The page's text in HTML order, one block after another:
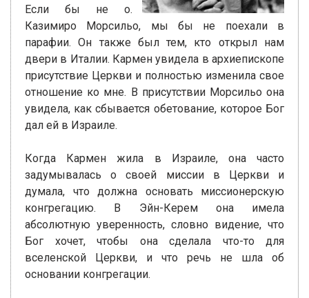
Если бы не о.
Казимиро Морсильо, мы бы не поехали в
парафии. Он также был тем, кто открыл нам
двери в Италии. Кармен увидела в архиепископе
присутствие Церкви и полностью изменила свое
отношение ко мне. В присутствии Морсильо она
увидела, как сбывается обетование, которое Бог
дал ей в Израиле.
Когда Кармен жила в Израиле, она часто
задумывалась о своей миссии в Церкви и
думала, что должна основать миссионерскую
конгрегацию. В Эйн-Керем она имела
абсолютную уверенность, словно видение, что
Бог хочет, чтобы она сделала что-то для
вселенской Церкви, и что речь не шла об
основании конгрегации.